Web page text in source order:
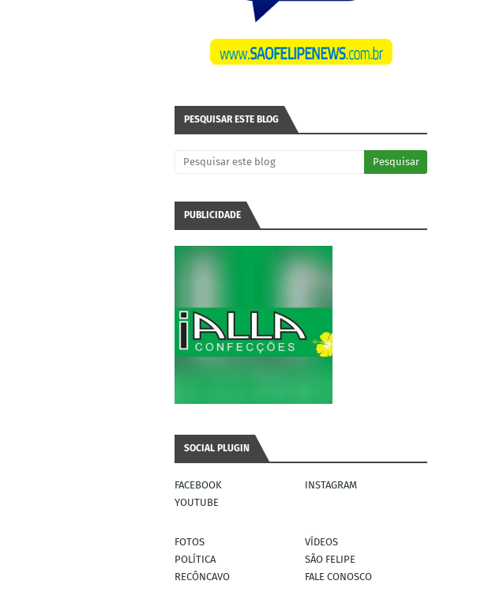
PESQUISAR ESTE BLOG
PUBLICIDADE
SOCIAL PLUGIN
FACEBOOK
INSTAGRAM
YOUTUBE
FOTOS
VÍDEOS
POLÍTICA
SÃO FELIPE
RECÔNCAVO
FALE CONOSCO